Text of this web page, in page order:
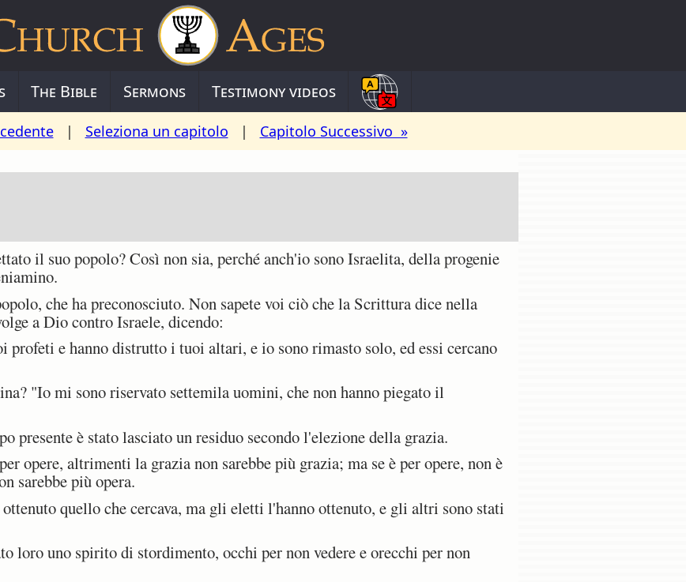
The Bible Sermons Testimony videos
| Seleziona un capitolo | Capitolo Successivo »
il suo popolo? Così non sia, perché anch'io sono Israelita, della progenie
che ha preconosciuto. Non sapete voi ciò che la Scrittura dice nella
a Dio contro Israele, dicendo:
profeti e hanno distrutto i tuoi altari, e io sono rimasto solo, ed essi cercano
"Io mi sono riservato settemila uomini, che non hanno piegato il
presente è stato lasciato un residuo secondo l'elezione della grazia.
opere, altrimenti la grazia non sarebbe più grazia; ma se è per opere, non è
sarebbe più opera.
ottenuto quello che cercava, ma gli eletti l'hanno ottenuto, e gli altri sono stati
loro uno spirito di stordimento, occhi per non vedere e orecchi per non